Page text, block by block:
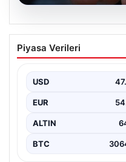
05.08.2026
14 Nisan 2026
Durum Ve Analizler
çeken altın piyasası,
Piyasa Verileri
USD
EUR
ALTIN
BTC